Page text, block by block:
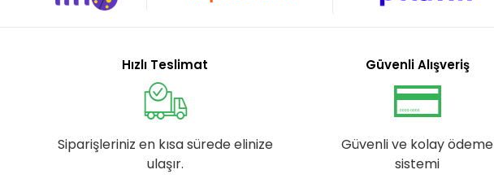
Hızlı Teslimat
Siparişleriniz en kısa sürede elinize
ulaşır.
Güvenli Alışveriş
Güvenli ve kolay ödeme
sistemi